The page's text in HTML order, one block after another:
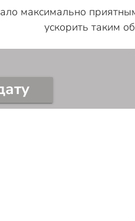
максимально
ускорить таким